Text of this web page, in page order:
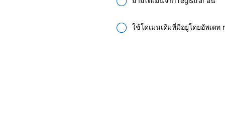
ใช้โดเมนเดิมที่มีอยู่โดยอัพเดท